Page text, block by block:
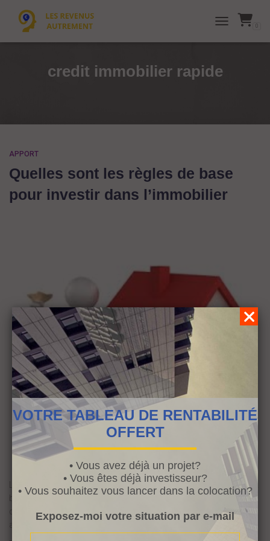
TOGGLE 0
credit immobilier rapide
APPORT
Quelles sont les règles de base
pour investir dans l’immobilier
Le fait de vouloir réaliser un investissement immobilier peut avoir 2
buts. Soit cela sert à se créer un patrimoine, soit cela sert à obtenir
de la rentabilité et à faire fructifier ses revenus mensuels ou
VOTRE TABLEAU DE RENTABILITÉ
OFFERT
• Vous avez déjà un projet?
• Vous êtes déjà investisseur?
• Vous souhaitez vous lancer dans la colocation?
Exposez-moi votre situation par e-mail